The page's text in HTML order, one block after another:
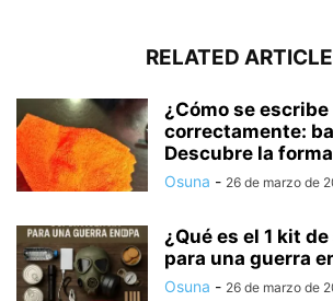
RELATED
¿Cómo se escribe
correctamente:
Descubre la
Osuna - 26 de marzo de
¿Qué es el 1 kit
para una guerra
Osuna - 26 de marzo de